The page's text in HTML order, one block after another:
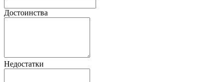
Достоинства
Недостатки